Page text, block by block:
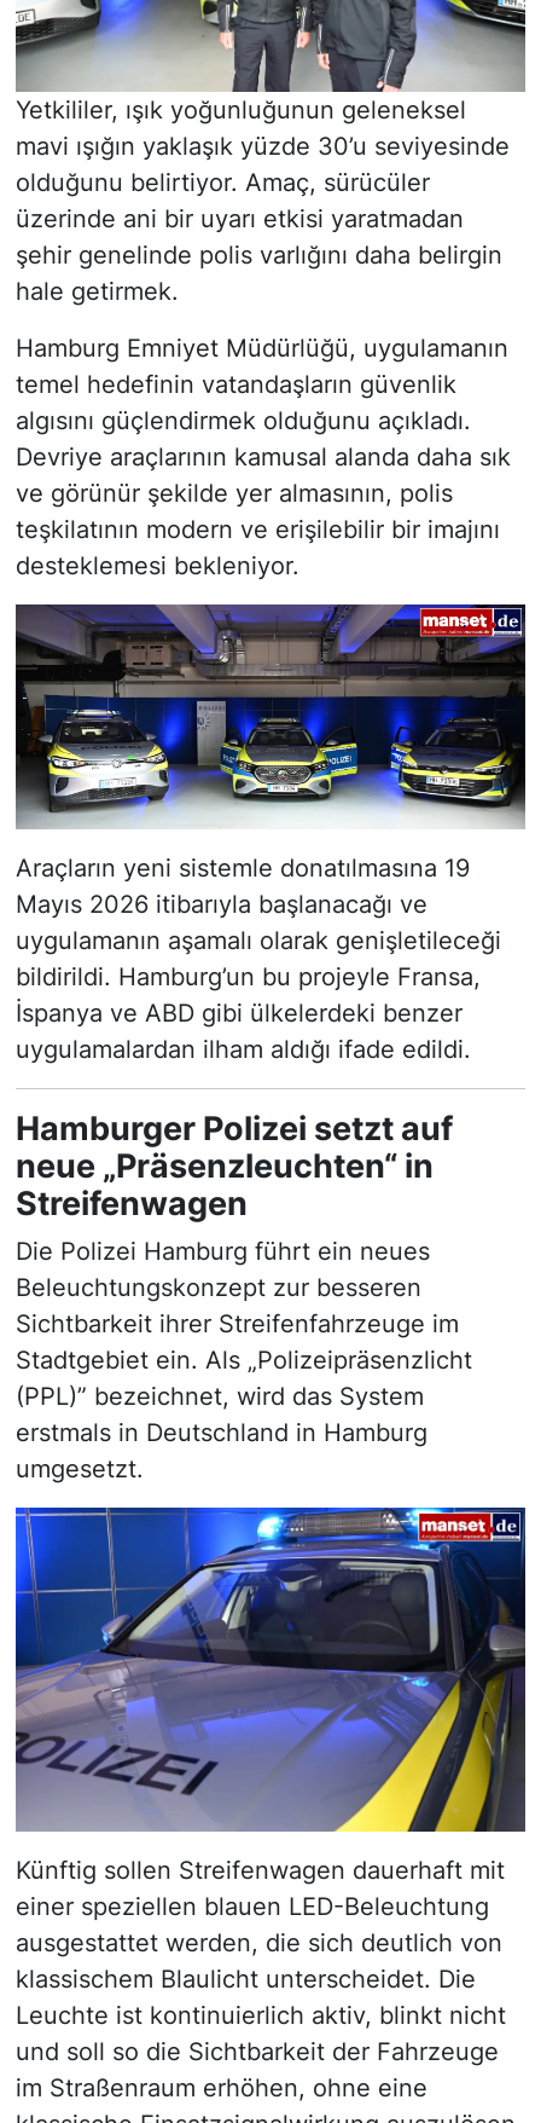
Yetkililer, ışık yoğunluğunun geleneksel
mavi ışığın yaklaşık yüzde 30’u seviyesinde
olduğunu belirtiyor. Amaç, sürücüler
üzerinde ani bir uyarı etkisi yaratmadan
şehir genelinde polis varlığını daha belirgin
hale getirmek.
Hamburg Emniyet Müdürlüğü, uygulamanın
temel hedefinin vatandaşların güvenlik
algısını güçlendirmek olduğunu açıkladı.
Devriye araçlarının kamusal alanda daha sık
ve görünür şekilde yer almasının, polis
teşkilatının modern ve erişilebilir bir imajını
desteklemesi bekleniyor.
Araçların yeni sistemle donatılmasına 19
Mayıs 2026 itibarıyla başlanacağı ve
uygulamanın aşamalı olarak genişletileceği
bildirildi. Hamburg’un bu projeyle Fransa,
İspanya ve ABD gibi ülkelerdeki benzer
uygulamalardan ilham aldığı ifade edildi.
Hamburger Polizei setzt auf
neue „Präsenzleuchten“ in
Streifenwagen
Die Polizei Hamburg führt ein neues
Beleuchtungskonzept zur besseren
Sichtbarkeit ihrer Streifenfahrzeuge im
Stadtgebiet ein. Als „Polizeipräsenzlicht
(PPL)” bezeichnet, wird das System
erstmals in Deutschland in Hamburg
umgesetzt.
Künftig sollen Streifenwagen dauerhaft mit
einer speziellen blauen LED-Beleuchtung
ausgestattet werden, die sich deutlich von
klassischem Blaulicht unterscheidet. Die
Leuchte ist kontinuierlich aktiv, blinkt nicht
und soll so die Sichtbarkeit der Fahrzeuge
im Straßenraum erhöhen, ohne eine